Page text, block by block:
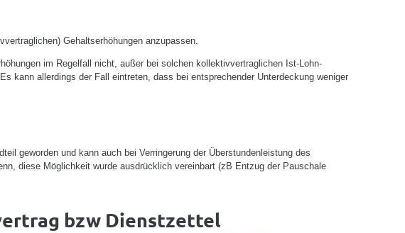
Gehaltserhöhungen anzupassen.
im Regelfall nicht, außer bei solchen kollektivvertraglichen Ist-Lohn-
kann allerdings der Fall eintreten, dass bei entsprechender Unterdeckung weniger
geworden und kann auch bei Verringerung der Überstundenleistung des
diese Möglichkeit wurde ausdrücklich vereinbart (zB Entzug der Pauschale
bzw Dienstzettel